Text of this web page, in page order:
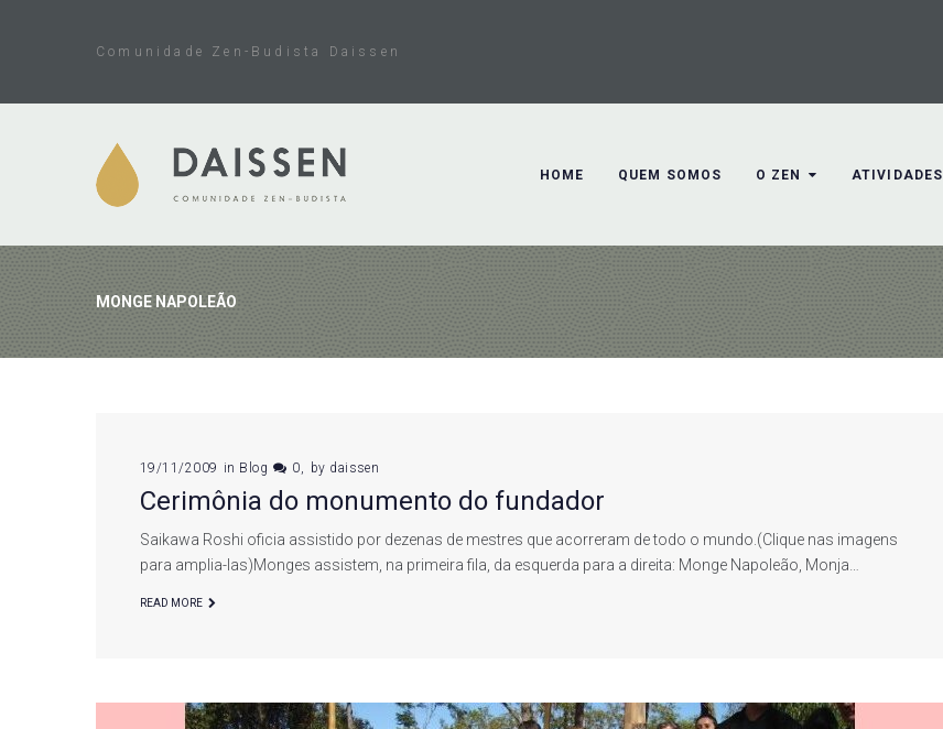
Comunidade Zen-Budista Daissen
HOME QUEM SOMOS O ZEN ATIVIDADES
MONGE NAPOLEÃO
Monge
Napoleão
19/11/2009 in Blog 0 by daissen
Cerimônia do monumento do fundador
Saikawa Roshi oficia assistido por dezenas de mestres que acorreram de todo o mundo.(Clique nas imagens
para amplia-las)Monges assistem, na primeira fila, da esquerda para a direita: Monge Napoleão, Monja…
READ MORE